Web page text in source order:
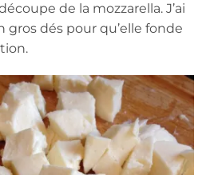
de la mozzarella. J’ai
gros dés pour qu’elle fonde